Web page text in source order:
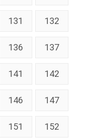
131 132
136 137
141 142
146 147
151 152